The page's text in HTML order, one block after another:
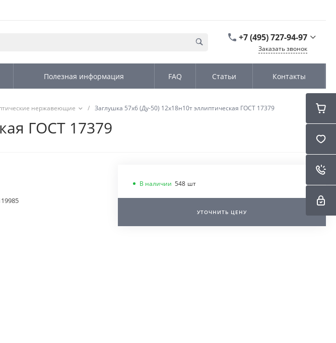
+7 (495) 727-94-97
Пн-Чт: 9:00-18:00 Пт
Заказать звонок
Полезная информация FAQ Статьи Контакты
нержавеющие / Заглушка 57х6 (Ду-50) 12х18н10т эллиптическая ГОСТ 17379
ГОСТ 17379
В наличии 548 шт
УТОЧНИТЬ ЦЕНУ